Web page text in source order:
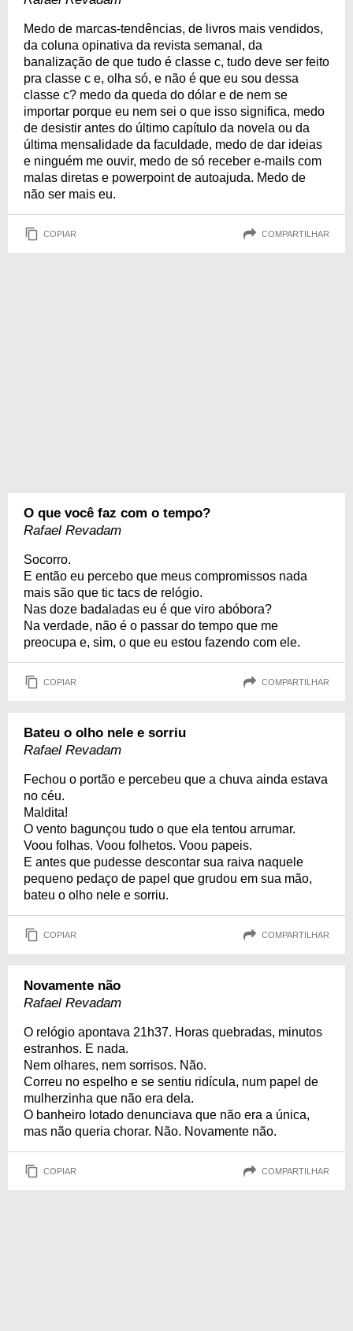
Medo de marcas-tendências, de livros mais vendidos,
da coluna opinativa da revista semanal, da
banalização de que tudo é classe c, tudo deve ser feito
pra classe c e, olha só, e não é que eu sou dessa
classe c? medo da queda do dólar e de nem se
importar porque eu nem sei o que isso significa, medo
de desistir antes do último capítulo da novela ou da
última mensalidade da faculdade, medo de dar ideias
e ninguém me ouvir, medo de só receber e-mails com
malas diretas e powerpoint de autoajuda. Medo de
não ser mais eu.
COPIAR COMPARTILHAR
O que você faz com o tempo?
Rafael Revadam
Socorro.
E então eu percebo que meus compromissos nada
mais são que tic tacs de relógio.
Nas doze badaladas eu é que viro abóbora?
Na verdade, não é o passar do tempo que me
preocupa e, sim, o que eu estou fazendo com ele.
COPIAR COMPARTILHAR
Bateu o olho nele e sorriu
Rafael Revadam
Fechou o portão e percebeu que a chuva ainda estava
no céu.
Maldita!
O vento bagunçou tudo o que ela tentou arrumar.
Voou folhas. Voou folhetos. Voou papeis.
E antes que pudesse descontar sua raiva naquele
pequeno pedaço de papel que grudou em sua mão,
bateu o olho nele e sorriu.
COPIAR COMPARTILHAR
Novamente não
Rafael Revadam
O relógio apontava 21h37. Horas quebradas, minutos
estranhos. E nada.
Nem olhares, nem sorrisos. Não.
Correu no espelho e se sentiu ridícula, num papel de
mulherzinha que não era dela.
O banheiro lotado denunciava que não era a única,
mas não queria chorar. Não. Novamente não.
COPIAR COMPARTILHAR